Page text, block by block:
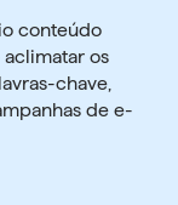
conteúdo
aclimatar os
chave,
de e-